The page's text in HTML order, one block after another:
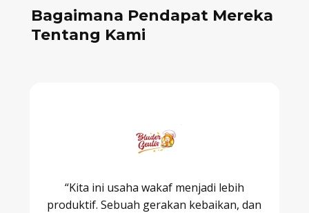
Bagaimana Pendapat Mereka
Tentang Kami
“Kita ini usaha wakaf menjadi lebih
produktif. Sebuah gerakan kebaikan, dan